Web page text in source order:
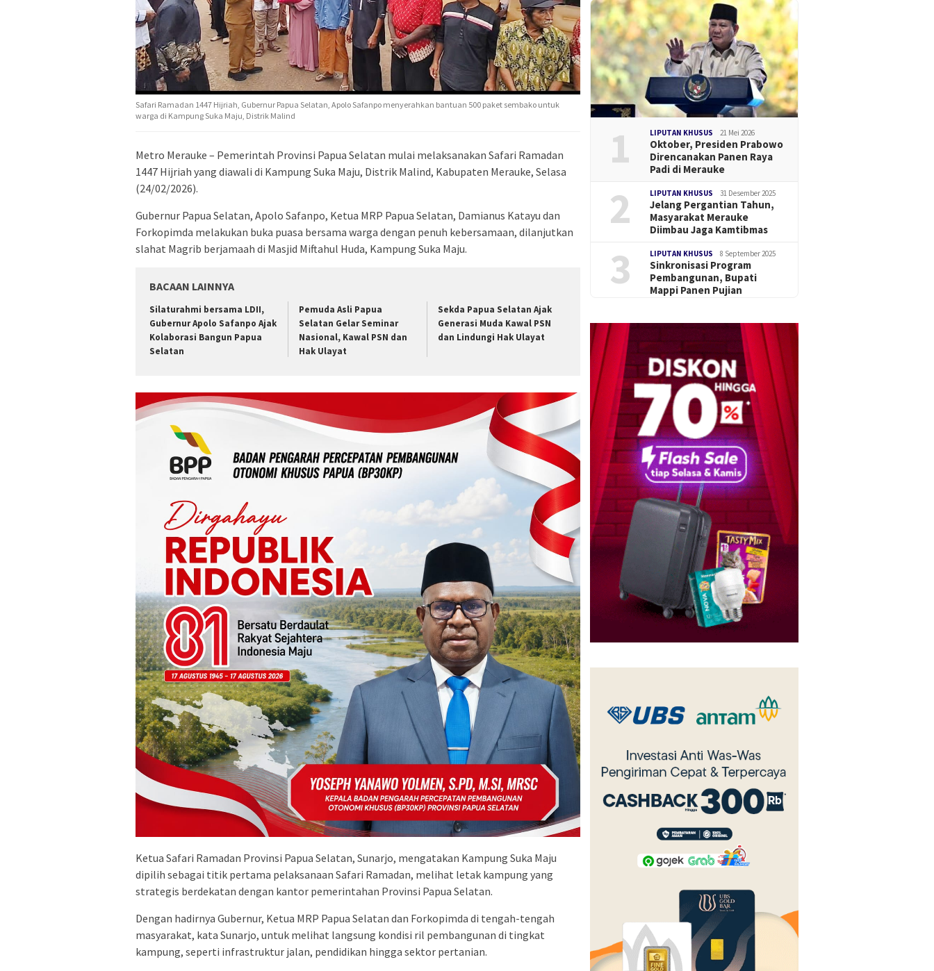
Safari Ramadan 1447 Hijriah, Gubernur Papua Selatan, Apolo Safanpo menyerahkan bantuan 500 paket sembako untuk
warga di Kampung Suka Maju, Distrik Malind
Metro Merauke – Pemerintah Provinsi Papua Selatan mulai melaksanakan Safari Ramadan
1447 Hijriah yang diawali di Kampung Suka Maju, Distrik Malind, Kabupaten Merauke, Selasa
(24/02/2026).
Gubernur Papua Selatan, Apolo Safanpo, Ketua MRP Papua Selatan, Damianus Katayu dan
Forkopimda melakukan buka puasa bersama warga dengan penuh kebersamaan, dilanjutkan
slahat Magrib berjamaah di Masjid Miftahul Huda, Kampung Suka Maju.
BACAAN LAINNYA
Silaturahmi bersama LDII,
Gubernur Apolo Safanpo Ajak
Kolaborasi Bangun Papua
Selatan
Pemuda Asli Papua
Selatan Gelar Seminar
Nasional, Kawal PSN dan
Hak Ulayat
Sekda Papua Selatan Ajak
Generasi Muda Kawal PSN
dan Lindungi Hak Ulayat
Ketua Safari Ramadan Provinsi Papua Selatan, Sunarjo, mengatakan Kampung Suka Maju
dipilih sebagai titik pertama pelaksanaan Safari Ramadan, melihat letak kampung yang
strategis berdekatan dengan kantor pemerintahan Provinsi Papua Selatan.
Dengan hadirnya Gubernur, Ketua MRP Papua Selatan dan Forkopimda di tengah-tengah
masyarakat, kata Sunarjo, untuk melihat langsung kondisi ril pembangunan di tingkat
kampung, seperti infrastruktur jalan, pendidikan hingga sektor pertanian.
1 LIPUTAN KHUSUS 21 Mei 2026
Oktober, Presiden Prabowo
Direncanakan Panen Raya
Padi di Merauke
2 LIPUTAN KHUSUS 31 Desember 2025
Jelang Pergantian Tahun,
Masyarakat Merauke
Diimbau Jaga Kamtibmas
3 LIPUTAN KHUSUS 8 September 2025
Sinkronisasi Program
Pembangunan, Bupati
Mappi Panen Pujian